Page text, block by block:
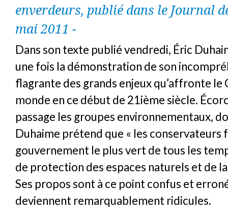
enverdeurs, publié dans le Journal
mai 2011 -
Dans son texte publié vendredi, Éric
une fois la démonstration de son
flagrante des grands enjeux qu’affronte le
monde en ce début de 21ième siècle.
passage les groupes environnementaux,
Duhaime prétend que « les conservateurs
gouvernement le plus vert de tous les
de protection des espaces naturels et de
Ses propos sont à ce point confus et
deviennent remarquablement ridicules.